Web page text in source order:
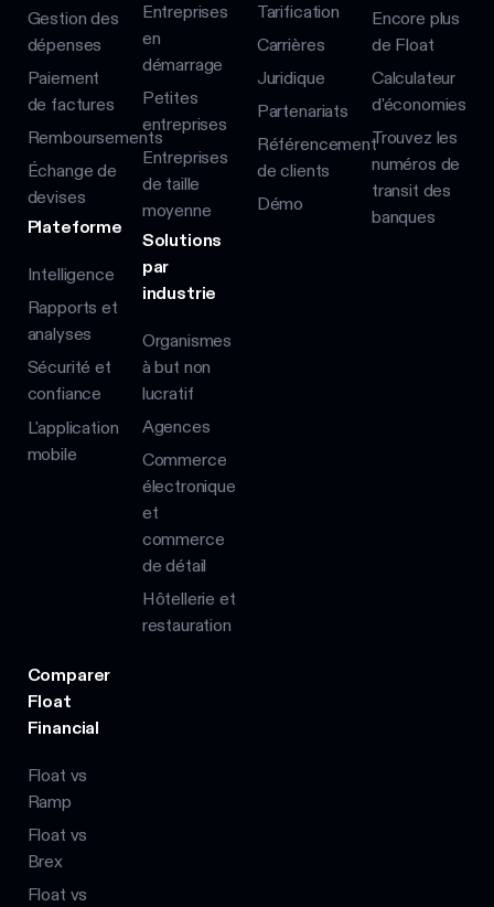
Gestion des
dépenses
Paiement
de factures
Remboursements
Échange de
devises
Plateforme
Intelligence
Rapports et
analyses
Sécurité et
confiance
L'application
mobile
Entreprises
en
démarrage
Petites
entreprises
Entreprises
de taille
moyenne
Solutions
par
industrie
Organismes
à but non
lucratif
Agences
Commerce
électronique
et
commerce
de détail
Hôtellerie et
restauration
Tarification
Carrières
Juridique
Partenariats
Référencement
de clients
Démo
Encore plus
de Float
Calculateur
d'économies
Trouvez les
numéros de
transit des
banques
Comparer
Float
Financial
Float vs
Ramp
Float vs
Brex
Float vs